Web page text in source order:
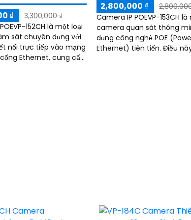
₫
3,300,000 ₫
152CH là một loại
sát chuyên dụng với
nối trực tiếp vào mạng
Ethernet, cung cấp
2,800,000 ₫
Camera IP POEVP-153CH
camera quan sát thông
dụng công nghệ POE
Ethernet) tiên tiến. Điều này có